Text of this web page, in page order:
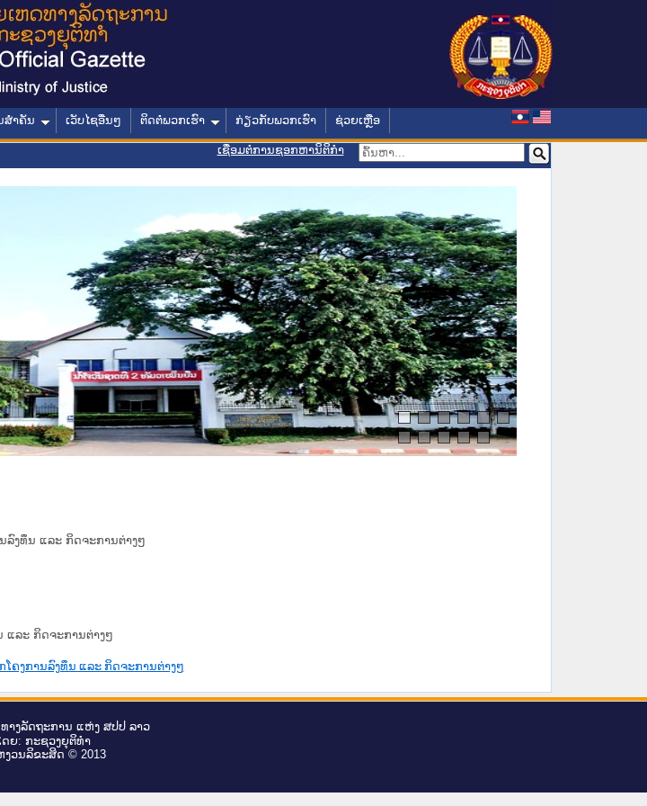
ສໍາຄັນ ເວັບໄຊອື່ນໆ ຕິດຕໍ່ພວກເຮົາ ກ່ຽວກັບພວກເຮົາ ຊ່ວຍເຫຼືອ
ເຊື່ອມຕໍ່ການຊອກຫານິຕິກຳ
ລົງທຶນ ແລະ ກິດຈະການຕ່າງໆ
ແລະ ກິດຈະການຕ່າງໆ
ຄງການລົງທຶນ ແລະ ກິດຈະການຕ່າງໆ
າງ​ລັດ​ຖະ​ການ ແຫ່ງ ສ​ປ​ປ ລາວ
ດຍ: ກະ​ຊວງຍຸ​ຕິ​ທຳ
ງວນ​ລິ​ຂະ​ສິດ © 2013